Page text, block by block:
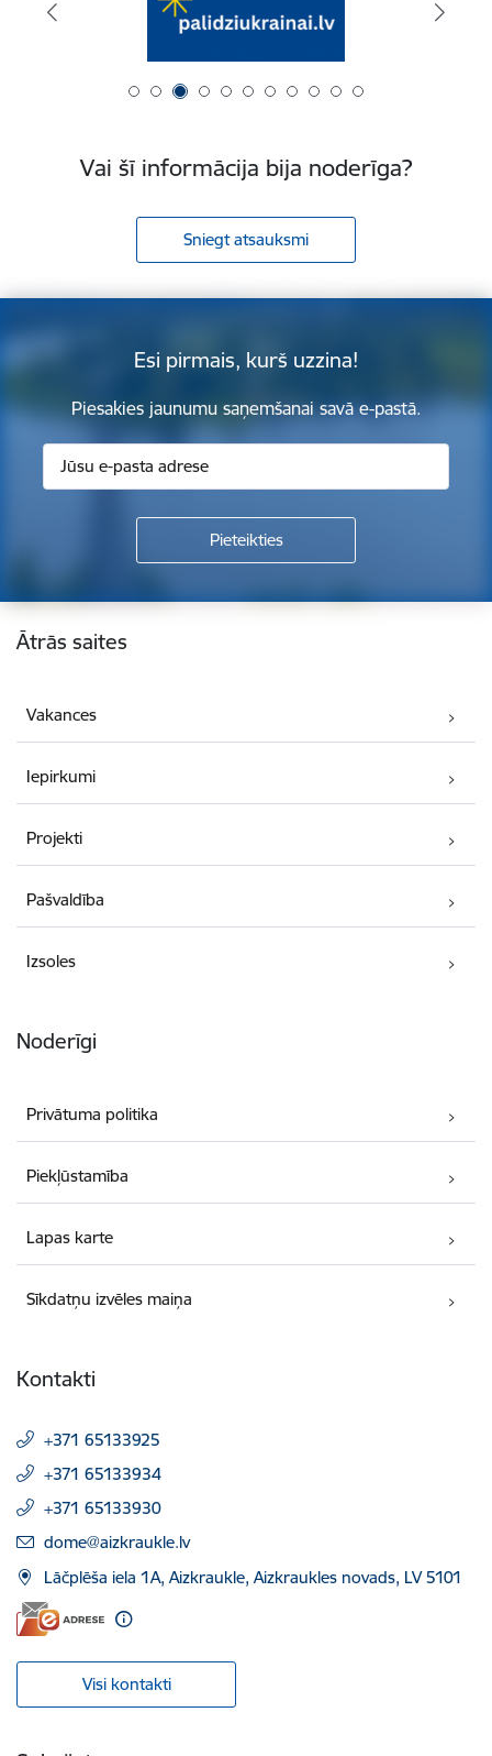
Vai šī informācija bija noderīga?
Sniegt atsauksmi
Esi pirmais, kurš uzzina!
Piesakies jaunumu saņemšanai savā e-pastā.
Kājene
Ātrās saites
Vakances
Iepirkumi
Projekti
Pašvaldība
Izsoles
Noderīgi
Privātuma politika
Piekļūstamība
Lapas karte
Sīkdatņu izvēles maiņa
Kontakti
+371 65133925
+371 65133934
+371 65133930
E-pasts:
dome@aizkraukle.lv
Lāčplēša iela 1A, Aizkraukle, Aizkraukles novads, LV 5101
Visi kontakti